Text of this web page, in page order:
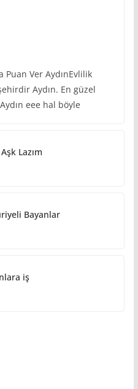
Puan Ver AydınEvlilik
Aydın. En güzel
eee hal böyle
Lazım
Bayanlar
iş